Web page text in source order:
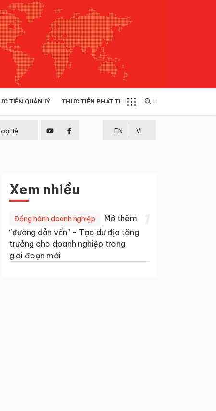
TIỄN QUẢN LÝ THỰC TIỄN PHÁT TRIỂN MULTIMEDIA
tệ EN VI
Xem nhiều
Đồng hành doanh nghiệp
Mở thêm
“đường dẫn vốn” - Tạo dư địa tăng
trưởng cho doanh nghiệp trong
giai đoạn mới